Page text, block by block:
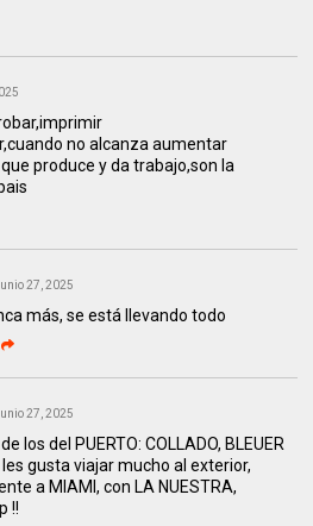
no alcanza aumentar
produce y da trabajo,son la
27, 2025
más, se está llevando todo
27, 2025
los del PUERTO: COLLADO, BLEUER
les gusta viajar mucho al exterior,
a MIAMI, con LA NUESTRA,
!!